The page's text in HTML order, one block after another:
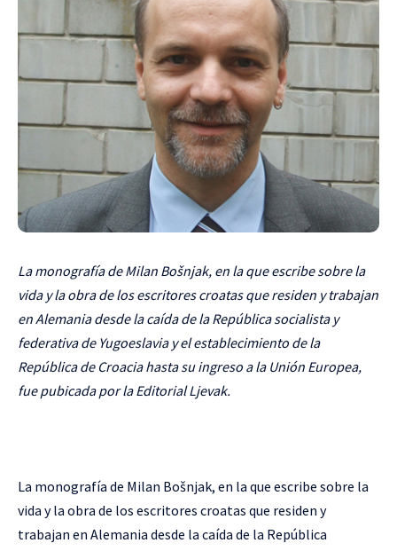
La monografía de Milan Bošnjak, en la que escribe sobre la
vida y la obra de los escritores croatas que residen y trabajan
en Alemania desde la caída de la República socialista y
federativa de Yugoeslavia y el establecimiento de la
República de Croacia hasta su ingreso a la Unión Europea,
fue pubicada por la Editorial Ljevak.
La monografía de Milan Bošnjak, en la que escribe sobre la
vida y la obra de los escritores croatas que residen y
trabajan en Alemania desde la caída de la República